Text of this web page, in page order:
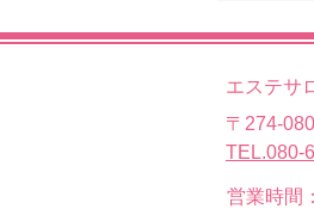
エステサ
〒274-
TEL.080-
営業時間：